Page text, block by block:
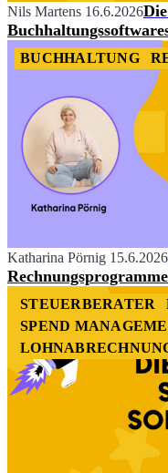
Nils Martens 16.6.2026
BUCHHALTUNG
Katharina Pörnig 15.6.2026
STEUERBERATER
SPEND